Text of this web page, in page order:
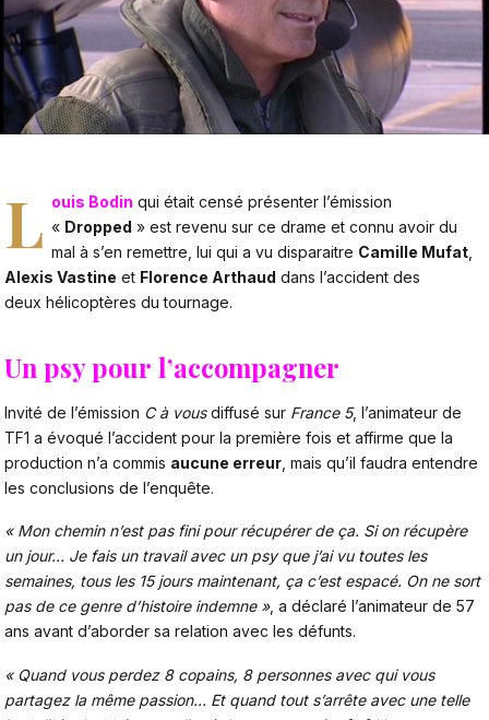
L ouis Bodin qui était censé présenter l’émission
« Dropped » est revenu sur ce drame et connu avoir du
mal à s’en remettre, lui qui a vu disparaitre Camille Mufat
Alexis Vastine et Florence Arthaud dans l’accident des
deux hélicoptères du tournage.
Un psy pour l’accompagner
Invité de l’émission C à vousdiffusé sur France 5, l’animateur de
TF1 a évoqué l’accident pour la première fois et affirme que la
production n’a commis aucune erreur , mais qu’il faudra entendre
les conclusions de l’enquête.
« Mon chemin n’est pas fini pour récupérer de ça. Si on récupère
un jour… Je fais un travail avec un psy que j’ai vu toutes les
semaines, tous les 15 jours maintenant, ça c’est espacé. On ne sort
pas de ce genre d’histoire indemne », a déclaré l’animateur de 57
ans avant d’aborder sa relation avec les défunts.
« Quand vous perdez 8 copains, 8 personnes avec qui vous
partagez la même passion… Et quand tout s’arrête avec une telle